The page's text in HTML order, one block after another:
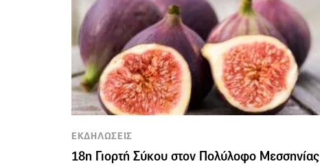
ΕΚΔΗΛΩΣΕΙΣ
18η Γιορτή Σύκου στον Πολύλοφο Μεσσηνίας